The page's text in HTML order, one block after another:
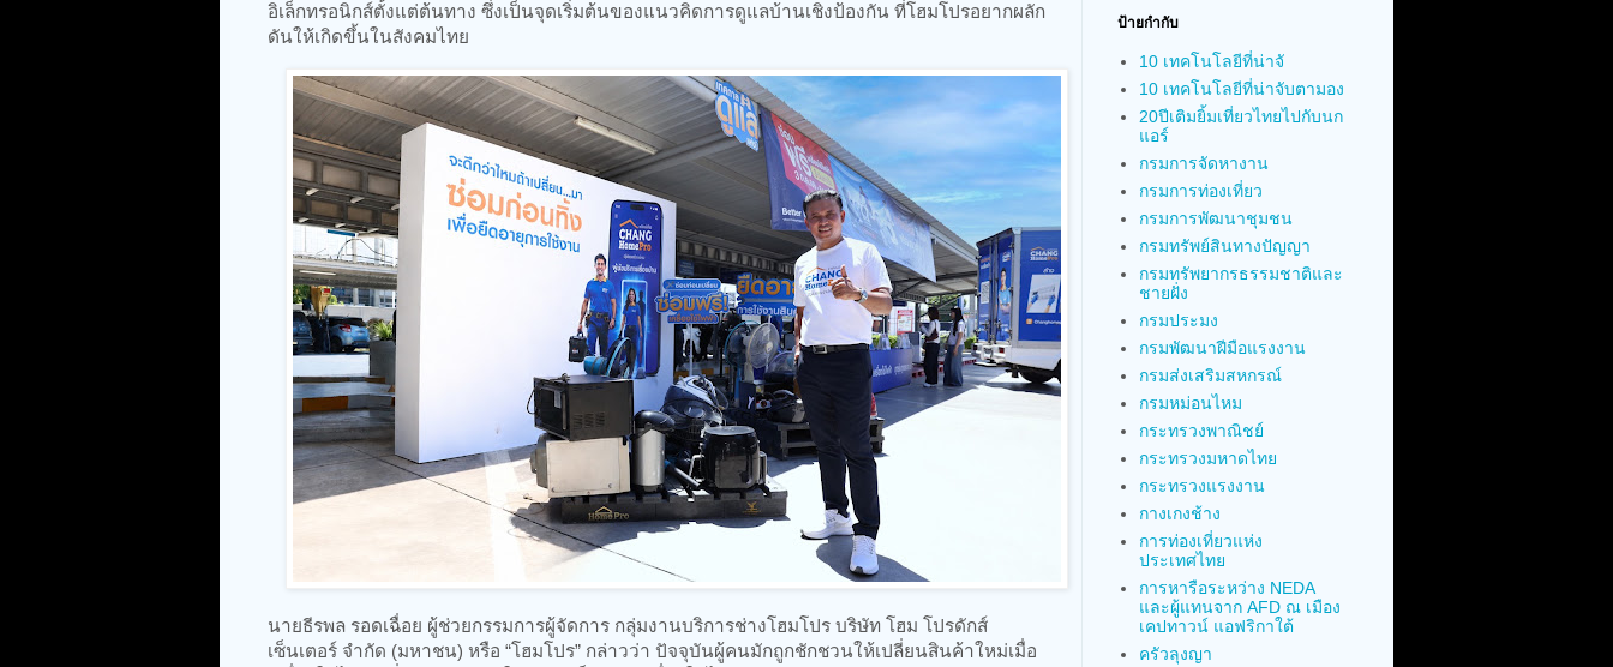
อิเล็กทรอนิกส์ตั้งแต่ต้นทาง ซึ่งเป็นจุดเริ่มต้นของแนวคิดการดูแลบ้านเชิงป้องกัน ที่โฮมโปรอยากผลัก
ดันให้เกิดขึ้นในสังคมไทย
นายธีรพล รอดเฉื่อย ผู้ช่วยกรรมการผู้จัดการ กลุ่มงานบริการช่างโฮมโปร บริษัท โฮม โปรดักส์
เซ็นเตอร์ จำกัด (มหาชน) หรือ “โฮมโปร” กล่าวว่า ปัจจุบันผู้คนมักถูกชักชวนให้เปลี่ยนสินค้าใหม่เมื่อ
ป้ายกำกับ
10 เทคโนโลยีที่น่าจั
10 เทคโนโลยีที่น่าจับตามอง
20ปีเติมยิ้มเที่ยวไทยไปกับนก
แอร์
กรมการจัดหางาน
กรมการท่องเที่ยว
กรมการพัฒนาชุมชน
กรมทรัพย์สินทางปัญญา
กรมทรัพยากรธรรมชาติและ
ชายฝั่ง
กรมประมง
กรมพัฒนาฝีมือแรงงาน
กรมส่งเสริมสหกรณ์
กรมหม่อนไหม
กระทรวงพาณิชย์
กระทรวงมหาดไทย
กระทรวงแรงงาน
กางเกงช้าง
การท่องเที่ยวแห่ง
ประเทศไทย
การหารือระหว่าง NEDA
และผู้แทนจาก AFD ณ เมือง
เคปทาวน์ แอฟริกาใต้
ครัวลุงญา